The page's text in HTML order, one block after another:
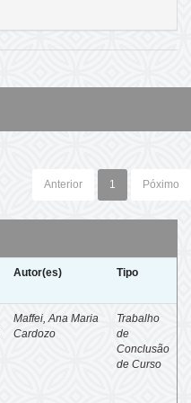
Anterior 1 Póximo
Autor(es) Tipo
Maffei, Ana Maria
Cardozo
Trabalho
de
Conclusão
de Curso